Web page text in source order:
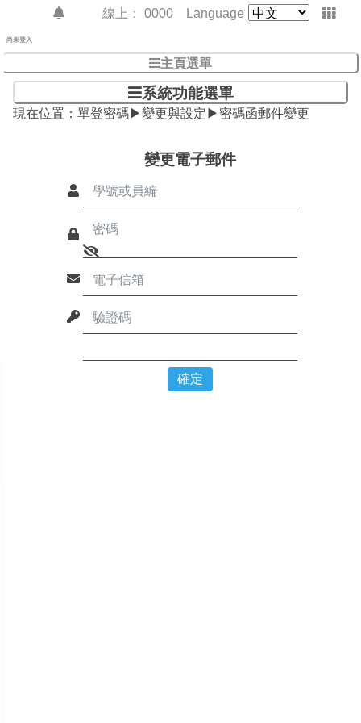
尚未登入
主頁選單
Language
線上： 0000
系統功能選單
現在位置： 單登密碼▶變更與設定▶密碼函郵件變更
變更電子郵件